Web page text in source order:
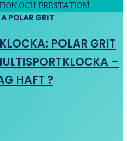
OCH PRESTATION!
POLAR GRIT
–
HAFT ?